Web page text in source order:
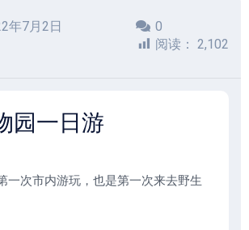
年7月2日
0
阅读： 2,102
园一日游
一次市内游玩，也是第一次来去野生